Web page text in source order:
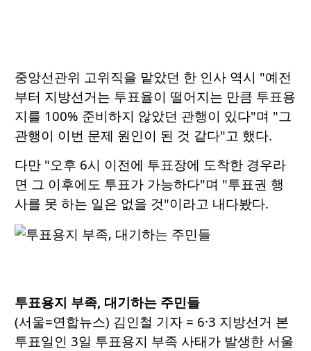
중앙선관위 고위직을 맡았던 한 인사 역시 "예전
부터 지방선거는 투표율이 떨어지는 만큼 투표용
지를 100% 준비하지 않았던 관행이 있다"며 "그
관행이 이번 문제 원인이 된 것 같다"고 했다.
다만 "오후 6시 이전에 투표장에 도착한 경우라
면 그 이후에도 투표가 가능하다"며 "투표권 행
사를 못 하는 일은 없을 것"이라고 내다봤다.
투표용지 부족, 대기하는 주민들
(서울=연합뉴스) 김인철 기자 = 6·3 지방선거 본
투표일인 3일 투표용지 부족 사태가 발생한 서울